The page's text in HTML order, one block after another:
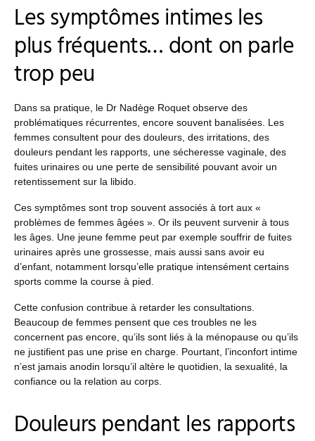
Les symptômes intimes les
plus fréquents… dont on parle
trop peu
Dans sa pratique, le Dr Nadège Roquet observe des
problématiques récurrentes, encore souvent banalisées. Les
femmes consultent pour des douleurs, des irritations, des
douleurs pendant les rapports, une sécheresse vaginale, des
fuites urinaires ou une perte de sensibilité pouvant avoir un
retentissement sur la libido.
Ces symptômes sont trop souvent associés à tort aux «
problèmes de femmes âgées ». Or ils peuvent survenir à tous
les âges. Une jeune femme peut par exemple souffrir de fuites
urinaires après une grossesse, mais aussi sans avoir eu
d’enfant, notamment lorsqu’elle pratique intensément certains
sports comme la course à pied.
Cette confusion contribue à retarder les consultations.
Beaucoup de femmes pensent que ces troubles ne les
concernent pas encore, qu’ils sont liés à la ménopause ou qu’ils
ne justifient pas une prise en charge. Pourtant, l’inconfort intime
n’est jamais anodin lorsqu’il altère le quotidien, la sexualité, la
confiance ou la relation au corps.
Douleurs pendant les rapports